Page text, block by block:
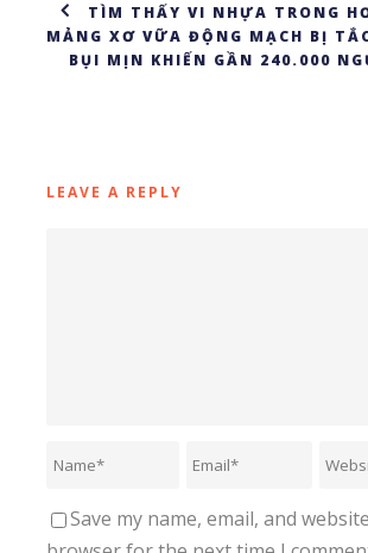
TÌM THẤY VI NHỰA TRONG
MẢNG XƠ VỮA ĐỘNG MẠCH BỊ
BỤI MỊN KHIẾN GẦN 240.000
LEAVE A REPLY
Save my name, email, and